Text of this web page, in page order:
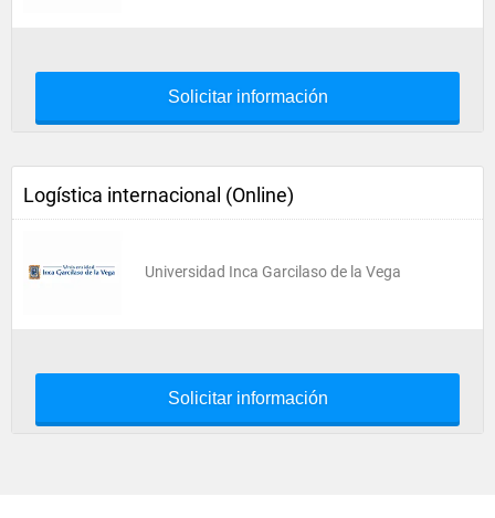
Solicitar información
Logística internacional (Online)
Universidad Inca Garcilaso de la Vega
Solicitar información